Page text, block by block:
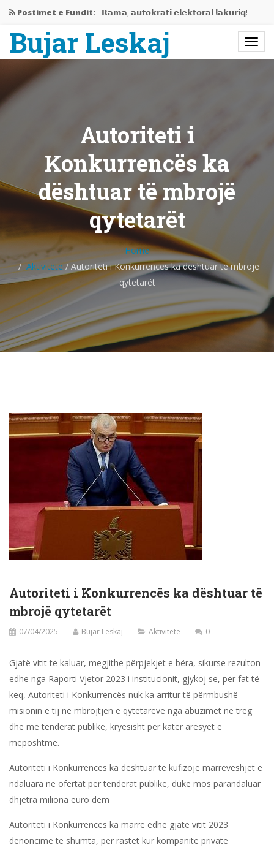
Postimet e Fundit: 𝗥𝗮𝗺𝗮, 𝗮𝘂𝘁𝗼𝗸𝗿𝗮𝘁𝗶 𝗲𝗹𝗲𝗸𝘁𝗼𝗿𝗮𝗹 𝗹𝗮𝗸𝘂𝗿𝗶𝗾!
Jemi në mes të krizës…
Rama gati të përjashtojë Shqipërinë…
Bashkëbisedim me Bujar Leskaj
Bujar Leskaj
Autoriteti i
Konkurrencës ka
dështuar të mbrojë
qytetarët
Home
Aktivitete /Autoriteti i Konkurrencës ka dështuar të mbrojë
qytetarët
Autoriteti i Konkurrencës ka dështuar të
mbrojë qytetarët
07/04/2025 Bujar Leskaj Aktivitete 0
Gjatë vitit të kaluar, megjithë përpjekjet e bëra, sikurse rezulton
edhe nga Raporti Vjetor 2023 i institucionit, gjykoj se, për fat të
keq, Autoriteti i Konkurrencës nuk ka arritur të përmbushë
misionin e tij në mbrojtjen e qytetarëve nga abuzimet në treg
dhe me tenderat publikë, kryesisht për katër arësyet e
mëposhtme.
Autoriteti i Konkurrences ka dështuar të kufizojë marrëveshjet e
ndaluara në ofertat për tenderat publikë, duke mos parandaluar
dhjetra miliona euro dëm
Autoriteti i Konkurrencës ka marrë edhe gjatë vitit 2023
denoncime të shumta, për rastet kur kompanitë private